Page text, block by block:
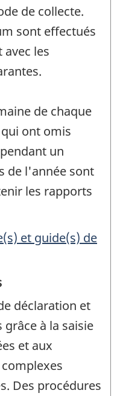
de collecte.
sont effectués
les
de chaque
ont omis
un
de l'année sont
les rapports
et guide(s) de
déclaration et
à la saisie
et aux
Des procédures